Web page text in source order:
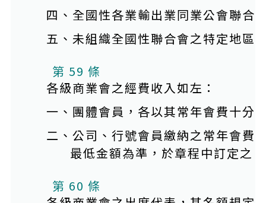
四、全國性各業輸出業同業公會聯合
五、未組織全國性聯合會之特定地區
第 59 條
各級商業會之經費收入如左：
一、團體會員，各以其常年會費十分
二、公司、行號會員繳納之常年會費
最低金額為準，於章程中訂定之。
第 60 條